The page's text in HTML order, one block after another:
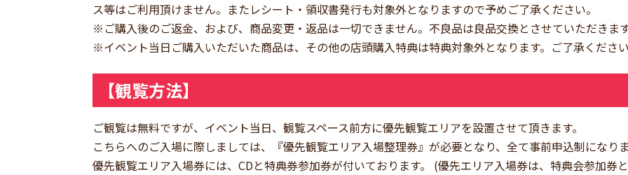
ス等はご利用頂けません。またレシート・領収書発行も対象外となりますので予めご了承ください。
※ご購入後のご返金、および、商品変更・返品は一切できません。不良品は良品交換とさせていただきま
※イベント当日ご購入いただいた商品は、その他の店頭購入特典は特典対象外となります。ご了承くださ
【観覧方法】
ご観覧は無料ですが、イベント当日、観覧スペース前方に優先観覧エリアを設置させて頂きます。
こちらへのご入場に際しましては、『優先観覧エリア入場整理券』が必要となり、全て事前申込制になり
優先観覧エリア入場券には、CDと特典券参加券が付いております。 (優先エリア入場券は、特典会参加券